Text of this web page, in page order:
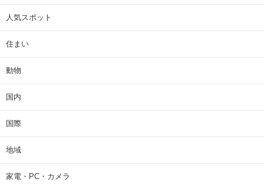
人気スポット
住まい
動物
国内
国際
地域
家電・PC・カメラ